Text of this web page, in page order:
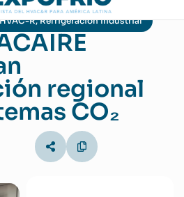
R,Refrigeración Industrial
regional
CO₂